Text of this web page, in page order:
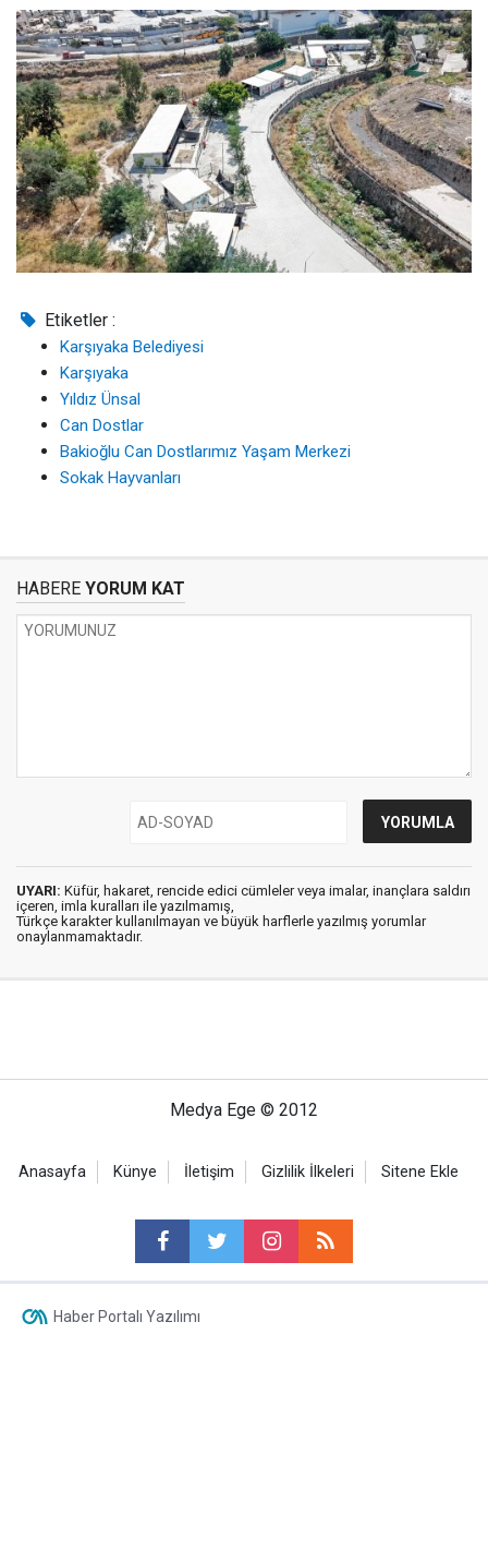
Etiketler :
Karşıyaka Belediyesi
Karşıyaka
Yıldız Ünsal
Can Dostlar
Bakioğlu Can Dostlarımız Yaşam Merkezi
Sokak Hayvanları
HABERE YORUM KAT
UYARI: Küfür, hakaret, rencide edici cümleler veya imalar, inançlara saldırı
içeren, imla kuralları ile yazılmamış,
Türkçe karakter kullanılmayan ve büyük harflerle yazılmış yorumlar
onaylanmamaktadır.
Medya Ege © 2012
Anasayfa Künye İletişim Gizlilik İlkeleri Sitene Ekle
Haber Portalı Yazılımı